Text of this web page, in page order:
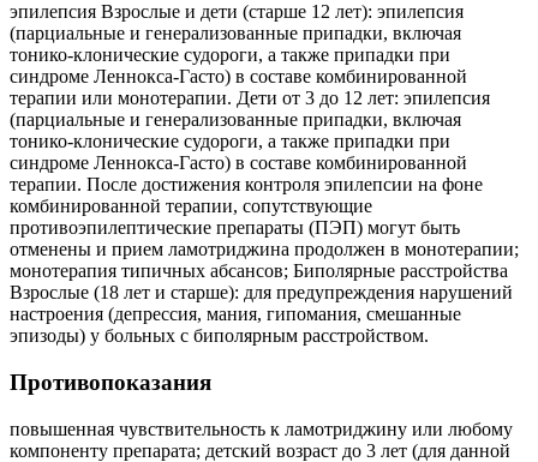
эпилепсия Взрослые и дети (старше 12 лет): эпилепсия
(парциальные и генерализованные припадки, включая
тонико-клонические судороги, а также припадки при
синдроме Леннокса-Гасто) в составе комбинированной
терапии или монотерапии. Дети от 3 до 12 лет: эпилепсия
(парциальные и генерализованные припадки, включая
тонико-клонические судороги, а также припадки при
синдроме Леннокса-Гасто) в составе комбинированной
терапии. После достижения контроля эпилепсии на фоне
комбинированной терапии, сопутствующие
противоэпилептические препараты (ПЭП) могут быть
отменены и прием ламотриджина продолжен в монотерапии;
монотерапия типичных абсансов; Биполярные расстройства
Взрослые (18 лет и старше): для предупреждения нарушений
настроения (депрессия, мания, гипомания, смешанные
эпизоды) у больных с биполярным расстройством.
Противопоказания
повышенная чувствительность к ламотриджину или любому
компоненту препарата; детский возраст до 3 лет (для данной